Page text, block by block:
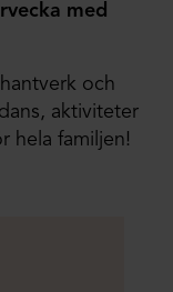
med
och
aktiviteter
hela familjen!